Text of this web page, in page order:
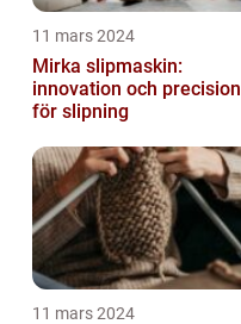
11 mars 2024
Mirka slipmaskin:
innovation och precision
för slipning
11 mars 2024